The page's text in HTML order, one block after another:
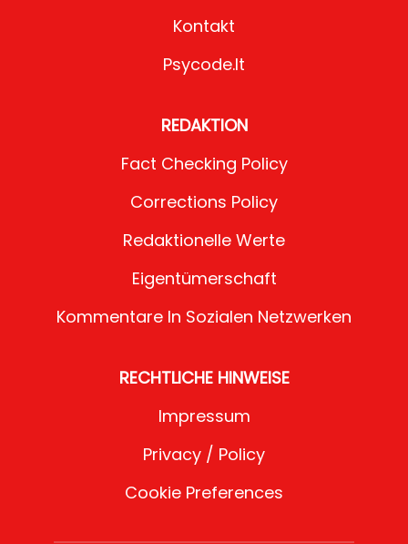
Kontakt
Psycode.it
REDAKTION
Fact Checking Policy
Corrections Policy
Redaktionelle Werte
Eigentümerschaft
Kommentare In Sozialen Netzwerken
RECHTLICHE HINWEISE
Impressum
Privacy / Policy
Cookie Preferences